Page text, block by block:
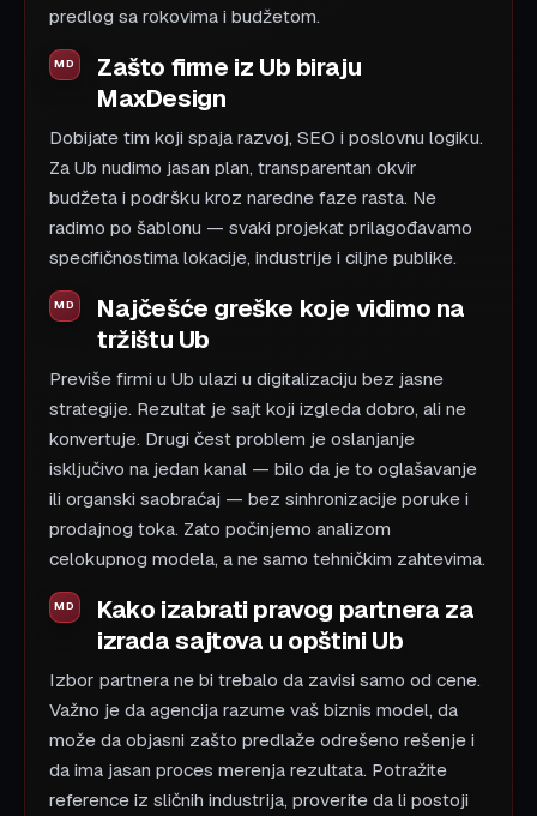
predlog sa rokovima i budžetom.
Zašto firme iz Ub biraju
MaxDesign
Dobijate tim koji spaja razvoj, SEO i poslovnu logiku.
Za Ub nudimo jasan plan, transparentan okvir
budžeta i podršku kroz naredne faze rasta. Ne
radimo po šablonu — svaki projekat prilagođavamo
specifičnostima lokacije, industrije i ciljne publike.
Najčešće greške koje vidimo na
tržištu Ub
Previše firmi u Ub ulazi u digitalizaciju bez jasne
strategije. Rezultat je sajt koji izgleda dobro, ali ne
konvertuje. Drugi čest problem je oslanjanje
isključivo na jedan kanal — bilo da je to oglašavanje
ili organski saobraćaj — bez sinhronizacije poruke i
prodajnog toka. Zato počinjemo analizom
celokupnog modela, a ne samo tehničkim zahtevima.
Kako izabrati pravog partnera za
izrada sajtova u opštini Ub
Izbor partnera ne bi trebalo da zavisi samo od cene.
Važno je da agencija razume vaš biznis model, da
može da objasni zašto predlaže odrešeno rešenje i
da ima jasan proces merenja rezultata. Potražite
reference iz sličnih industrija, proverite da li postoji